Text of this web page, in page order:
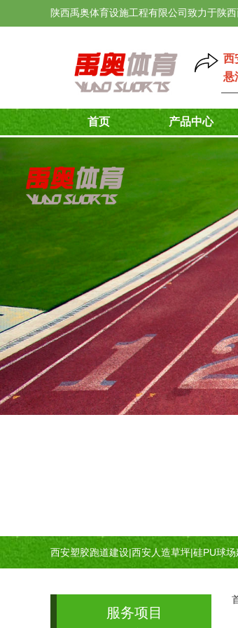
西
悬
陕西禹奥体育设施工程有限公司致力于陕
首页 产品中心
西安塑胶跑道建设|西安人造草坪|硅PU球
服务项目